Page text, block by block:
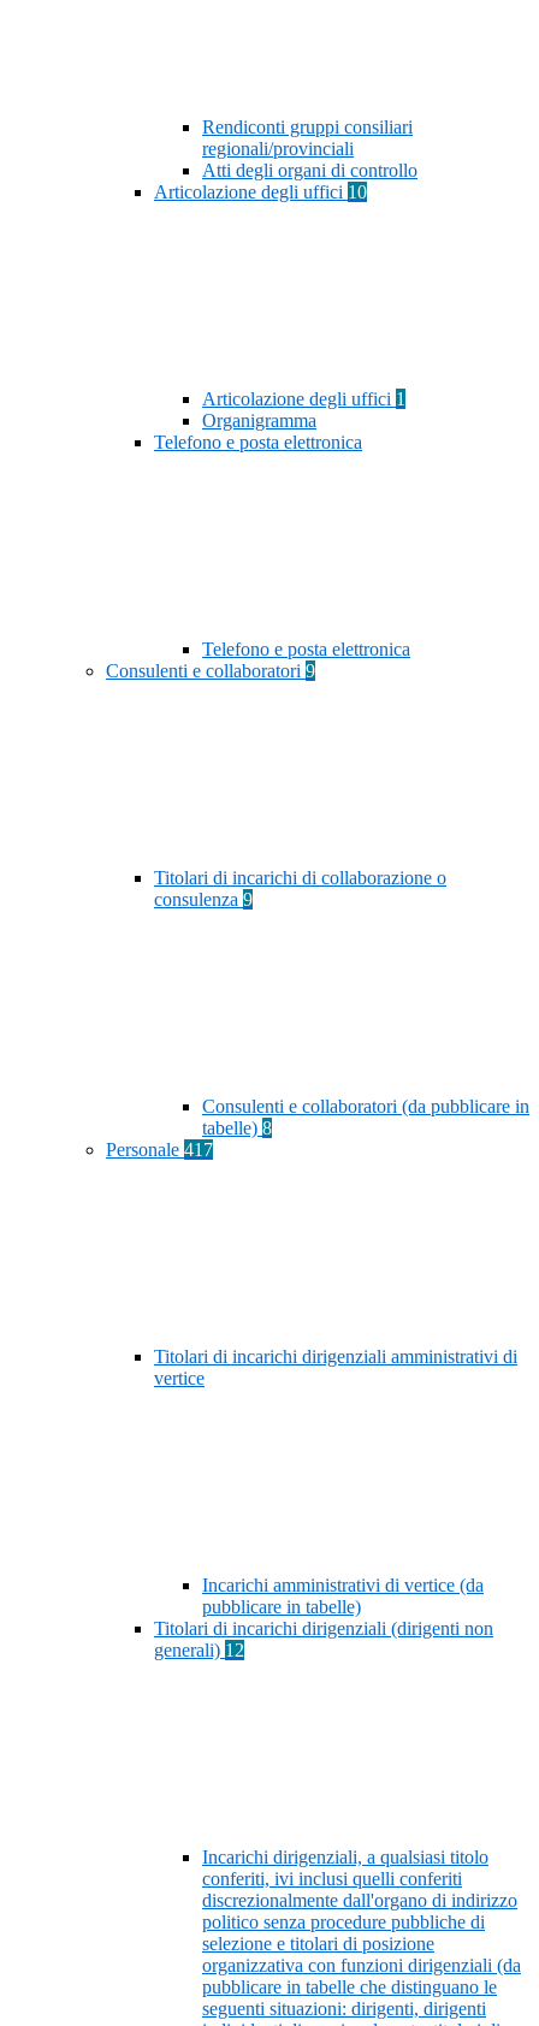
Rendiconti gruppi consiliari
regionali/provinciali
Atti degli organi di controllo
Articolazione degli uffici 10
Articolazione degli uffici 1
Organigramma
Telefono e posta elettronica
Telefono e posta elettronica
Consulenti e collaboratori 9
Titolari di incarichi di collaborazione o
consulenza 9
Consulenti e collaboratori (da pubblicare in
tabelle) 8
Personale 417
Titolari di incarichi dirigenziali amministrativi di
vertice
Incarichi amministrativi di vertice (da
pubblicare in tabelle)
Titolari di incarichi dirigenziali (dirigenti non
generali) 12
Incarichi dirigenziali, a qualsiasi titolo
conferiti, ivi inclusi quelli conferiti
discrezionalmente dall'organo di indirizzo
politico senza procedure pubbliche di
selezione e titolari di posizione
organizzativa con funzioni dirigenziali (da
pubblicare in tabelle che distinguano le
seguenti situazioni: dirigenti, dirigenti